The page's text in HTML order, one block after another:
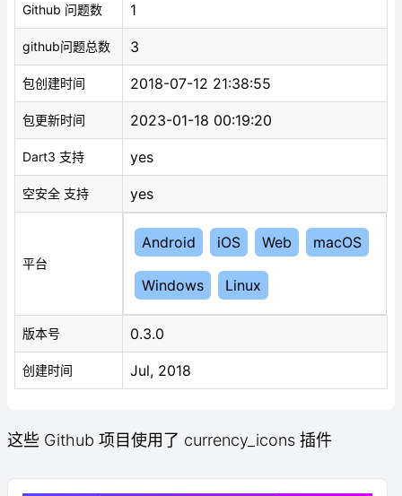
Github 问题数 1
github问题总数 3
包创建时间 2018-07-12 21:38:55
包更新时间 2023-01-18 00:19:20
Dart3 支持 yes
空安全 支持 yes
平台
Android iOS Web macOS
Windows Linux
版本号 0.3.0
创建时间 Jul, 2018
这些 Github 项目使用了 currency_icons 插件